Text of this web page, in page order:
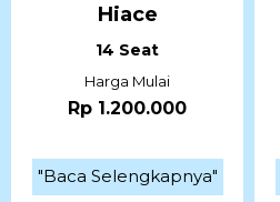
Hiace
14 Seat
Harga Mulai
Rp 1.200.000
"Baca Selengkapnya"